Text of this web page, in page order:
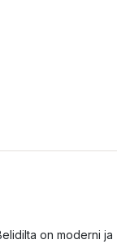
on moderni ja